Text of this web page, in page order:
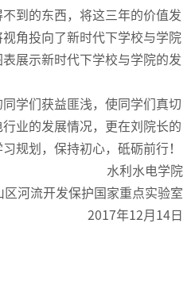
到的东西，将这三年的价值发
角投向了新时代下学校与学院
展示新时代下学校与学院的发
学们获益匪浅，使同学们真切
业的发展情况，更在刘院长的
规划，保持初心，砥砺前行！
水利水电学院
区河流开发保护国家重点实验室
2017年12月14日